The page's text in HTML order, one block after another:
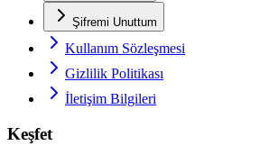
Şifremi Unuttum
Kullanım Sözleşmesi
Gizlilik Politikası
İletişim Bilgileri
Keşfet